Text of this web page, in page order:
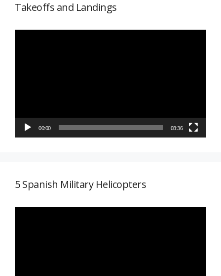
Takeoffs and Landings
00:00 03:36
5 Spanish Military Helicopters